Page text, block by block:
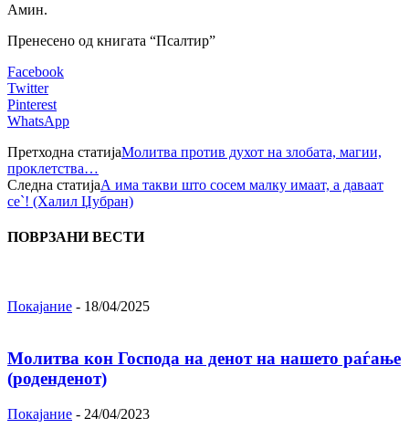
Амин.
Пренесено од книгата “Псалтир”
Facebook
Twitter
Pinterest
WhatsApp
Претходна статијаМолитва против духот на злобата, магии,
проклетства…
Следна статијаА има такви што сосем малку имаат, а даваат
се`! (Халил Џубран)
ПОВРЗАНИ ВЕСТИ
Покајание - 18/04/2025
Молитва кон Господа на денот на нашето раѓање
(роденденот)
Покајание - 24/04/2023